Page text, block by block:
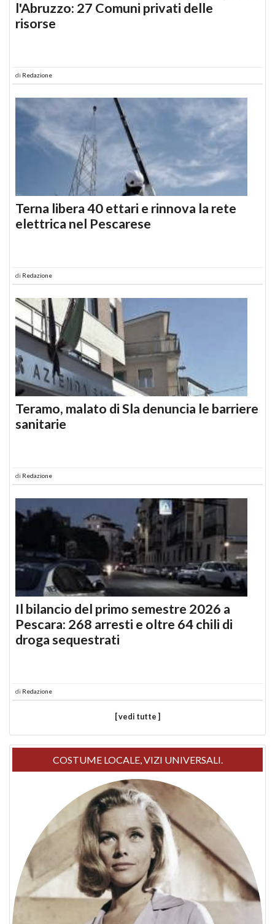
l'Abruzzo: 27 Comuni privati delle
risorse
di Redazione
Terna libera 40 ettari e rinnova la rete
elettrica nel Pescarese
di Redazione
Teramo, malato di Sla denuncia le barriere
sanitarie
di Redazione
Il bilancio del primo semestre 2026 a
Pescara: 268 arresti e oltre 64 chili di
droga sequestrati
di Redazione
[ vedi tutte ]
COSTUME LOCALE, VIZI UNIVERSALI.